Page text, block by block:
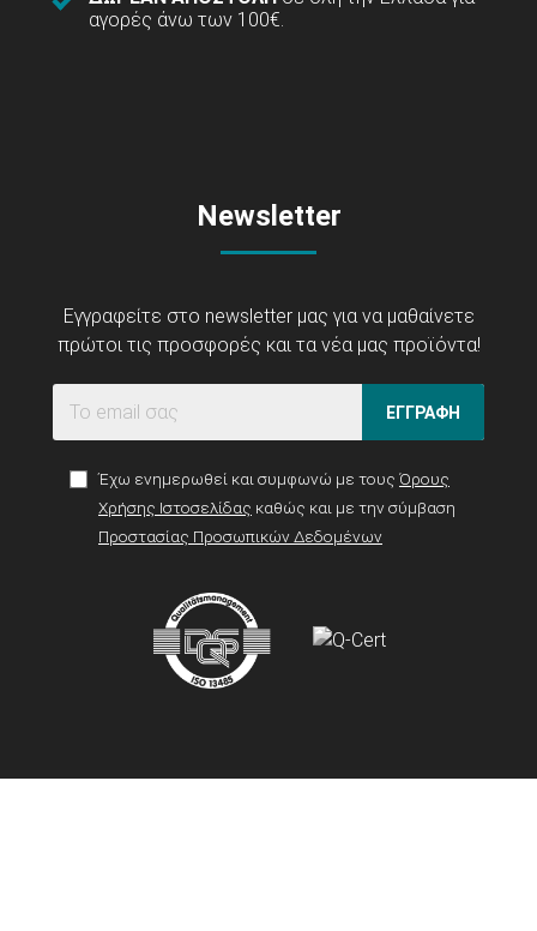
αγορές άνω των 100€.
Newsletter
Εγγραφείτε στο newsletter μας για να μαθαίνετε
πρώτοι τις προσφορές και τα νέα μας προϊόντα!
ΕΓΓΡΑΦΗ
Έχω ενημερωθεί και συμφωνώ με τους Όρους
Χρήσης Ιστοσελίδας καθώς και με την σύμβαση
Προστασίας Προσωπικών Δεδομένων